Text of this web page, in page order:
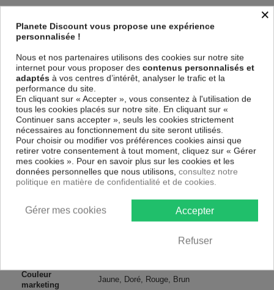
spécial et de haute qualité qui reflète parfaitement les couleurs avec
des détails parfaitement reproduits. Grâce à une impression sur tous les
cotés et une toile tendue sur un châssis fait de matériaux respectueux
de l'environnement, vous pourrez suspendre le tableau immédiatement
sans avoir à l'encadrer.
Le Tableau Abstrait Mysterious Shadowest résistant aux rayons UV,
inodore et 100 % sûr, parfait même pour la chambre à coucher et la
chambre des enfants.
Notre large choix de tableaux tendances et modernes constituent un
moyen simple et pas cher de donner une nouvelle touche à vos
intérieurs, il y en a pour tous les goût.
Descriptif technique
Couleur
marketing
Jaune, Doré, Rouge, Brun
×
Planete Discount vous propose une expérience
personnalisée !
Nous et nos partenaires utilisons des cookies sur notre site
internet pour vous proposer des contenus personnalisés et
adaptés à vos centres d’intérêt, analyser le trafic et la
performance du site.
En cliquant sur « Accepter », vous consentez à l'utilisation de
tous les cookies placés sur notre site. En cliquant sur «
Continuer sans accepter », seuls les cookies strictement
nécessaires au fonctionnement du site seront utilisés.
Pour choisir ou modifier vos préférences cookies ainsi que
retirer votre consentement à tout moment, cliquez sur « Gérer
mes cookies ». Pour en savoir plus sur les cookies et les
données personnelles que nous utilisons, consultez notre
politique en matière de confidentialité et de cookies.
Accepter
Refuser
Gérer mes cookies